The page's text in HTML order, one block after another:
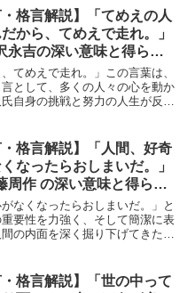
・格言解説】「てめえの人
から、てめえで走れ。」
永吉の深い意味と得られ
てめえで走れ。」この言葉は、
として、多くの人々の心を動か
自身の挑戦と努力の人生が反映
・格言解説】「人間、好奇
なったらおしまいだ。」
周作 の深い意味と得られ
なくなったらおしまいだ。」と
要性を力強く、そして簡潔に表
の内面を深く掘り下げてきた遠
・格言解説】「世の中って